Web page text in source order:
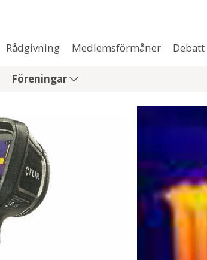
Rådgivning Medlemsförmåner Debatt
Föreningar